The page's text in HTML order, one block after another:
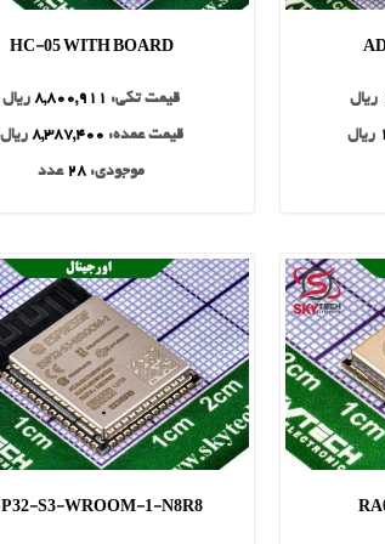
ریال
ریال
HC-05 WITH BOARD
قیمت تکی: 8,800,911 ریال
قیمت عمده: 8,387,400 ریال
موجودی: 28 عدد
S3-WROOM-1-N8R8